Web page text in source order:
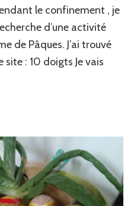
créative
:
de
Pâques
le confinement , je
d’une activité
de Pâques. J’ai trouvé
site : 10 doigts Je vais